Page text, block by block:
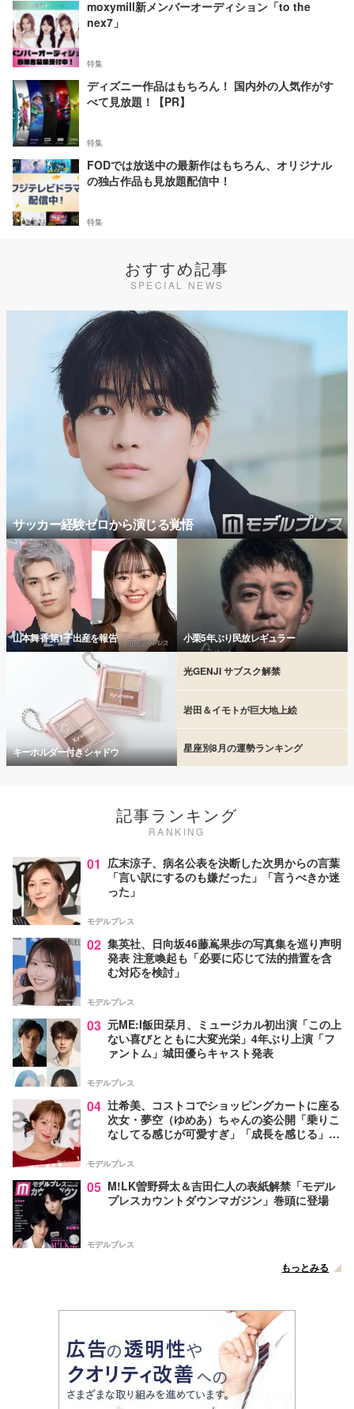
moxymill新メンバーオーディション「to the
nex7」
特集
ディズニー作品はもちろん！ 国内外の人気作がす
べて見放題！【PR】
特集
FODでは放送中の最新作はもちろん、オリジナル
の独占作品も見放題配信中！
特集
おすすめ記事
SPECIAL NEWS
サッカー経験ゼロから演じる覚悟
山本舞香 第1子出産を報告 小栗5年ぶり民放レギュラー
キーホルダー付きシャドウ
光GENJI サブスク解禁
岩田＆イモトが巨大地上絵
星座別8月の運勢ランキング
記事ランキング
RANKING
01 広末涼子、病名公表を決断した次男からの言葉
「言い訳にするのも嫌だった」「言うべきか迷
った」
モデルプレス
02 集英社、日向坂46藤嶌果歩の写真集を巡り声明
発表 注意喚起も「必要に応じて法的措置を含
む対応を検討」
モデルプレス
03 元ME:I飯田栞月、ミュージカル初出演「この上
ない喜びとともに大変光栄」4年ぶり上演「フ
ァントム」城田優らキャスト発表
モデルプレス
04 辻希美、コストコでショッピングカートに座る
次女・夢空（ゆめあ）ちゃんの姿公開「乗りこ
なしてる感じが可愛すぎ」「成長を感じる」の
モデルプレス
05 M!LK曽野舜太＆吉田仁人の表紙解禁「モデル
プレスカウントダウンマガジン」巻頭に登場
モデルプレス
もっとみる